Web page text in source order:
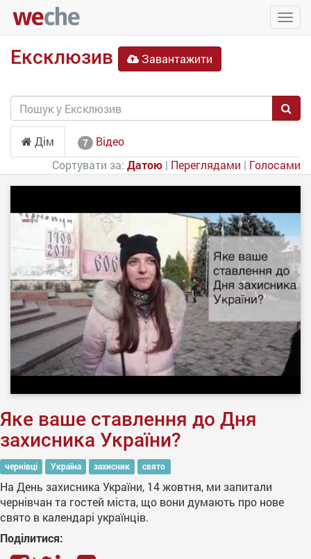
Ексклюзив Завантажити
Дім 7
Відео
Сортувати за: Датою | Переглядами | Голосами
Яке ваше ставлення до Дня
захисника України?
чернівці Україна захисник свято
На День захисника України, 14 жовтня, ми запитали
чернівчан та гостей міста, що вони думають про нове
свято в календарі українців.
Поділитися: